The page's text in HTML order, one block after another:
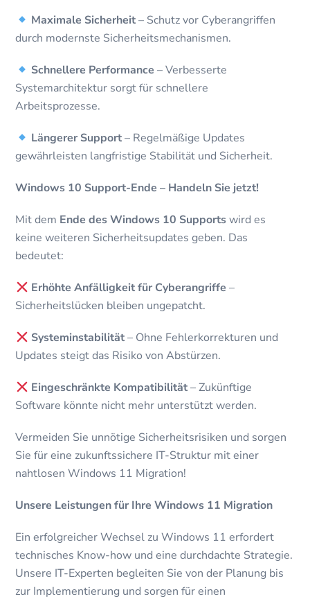
Maximale Sicherheit– Schutz vor Cyberangriffen
durch modernste Sicherheitsmechanismen.
Schnellere Performance – Verbesserte
Systemarchitektur sorgt für schnellere
Arbeitsprozesse.
Längerer Support– Regelmäßige Updates
gewährleisten langfristige Stabilität und Sicherheit.
Windows 10 Support-Ende – Handeln Sie jetzt!
Mit dem Ende des Windows 10 Supportswird es
keine weiteren Sicherheitsupdates geben. Das
bedeutet:
Erhöhte Anfälligkeit für Cyberangriffe –
Sicherheitslücken bleiben ungepatcht.
Systeminstabilität– Ohne Fehlerkorrekturen und
Updates steigt das Risiko von Abstürzen.
Eingeschränkte Kompatibilität– Zukünftige
Software könnte nicht mehr unterstützt werden.
Vermeiden Sie unnötige Sicherheitsrisiken und sorgen
Sie für eine zukunftssichere IT-Struktur mit einer
nahtlosen Windows 11 Migration!
Unsere Leistungen für Ihre Windows 11 Migration
Ein erfolgreicher Wechsel zu Windows 11 erfordert
technisches Know-how und eine durchdachte Strategie.
Unsere IT-Experten begleiten Sie von der Planung bis
zur Implementierung und sorgen für einen